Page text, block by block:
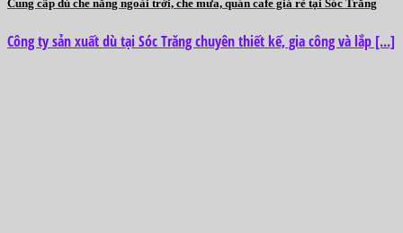
Cung cấp dù che nắng ngoài trời, che mưa, quán cafe giá rẻ tại Sóc Trăng
Công ty sản xuất dù tại Sóc Trăng chuyên thiết kế, gia công và lắp [...]